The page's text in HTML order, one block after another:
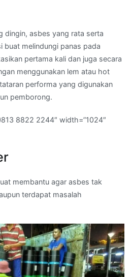
dingin, asbes yang rata serta
buat melindungi panas pada
pertama kali dan juga secara
menggunakan lem atau hot
performa yang digunakan
pemborong.
8822 2244″ width=”1024″
membantu agar asbes tak
terdapat masalah